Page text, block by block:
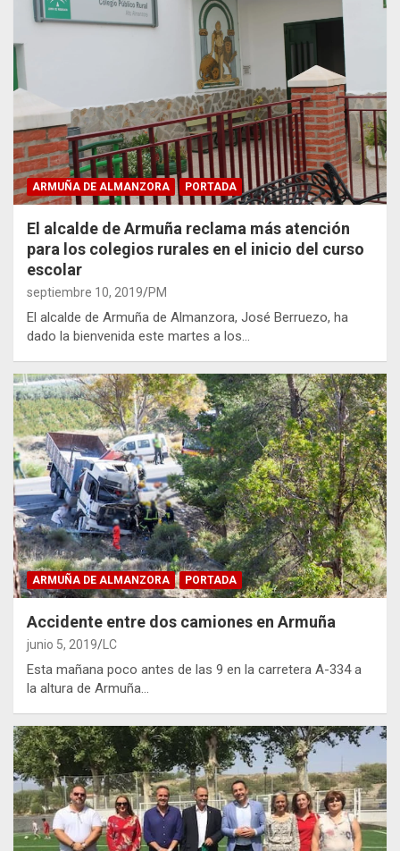
ARMUÑA DE ALMANZORA PORTADA
El alcalde de Armuña reclama más atención
para los colegios rurales en el inicio del curso
escolar
septiembre 10, 2019 PM
El alcalde de Armuña de Almanzora, José Berruezo, ha
dado la bienvenida este martes a los…
ARMUÑA DE ALMANZORA PORTADA
Accidente entre dos camiones en Armuña
junio 5, 2019 LC
Esta mañana poco antes de las 9 en la carretera A-334 a
la altura de Armuña…